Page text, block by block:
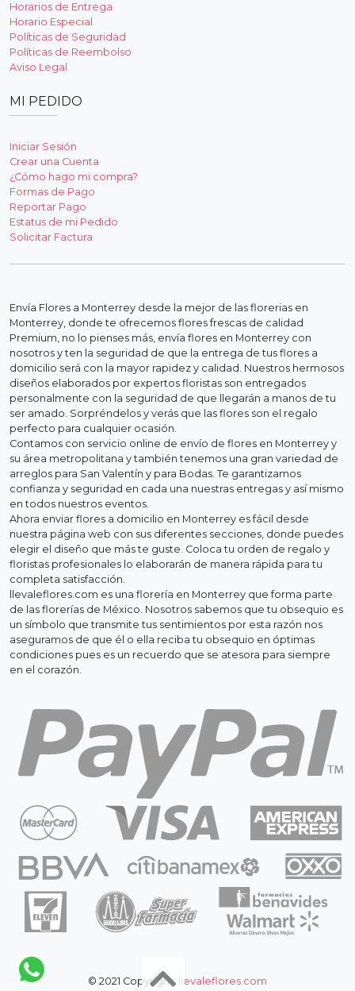
Horarios de Entrega
Horario Especial
Políticas de Seguridad
Políticas de Reembolso
Aviso Legal
MI PEDIDO
Iniciar Sesión
Crear una Cuenta
¿Cómo hago mi compra?
Formas de Pago
Reportar Pago
Estatus de mi Pedido
Solicitar Factura
Envía Flores a Monterrey desde la mejor de las florerias en
Monterrey, donde te ofrecemos flores frescas de calidad
Premium, no lo pienses más, envía flores en Monterrey con
nosotros y ten la seguridad de que la entrega de tus flores a
domicilio será con la mayor rapidez y calidad. Nuestros hermosos
diseños elaborados por expertos floristas son entregados
personalmente con la seguridad de que llegarán a manos de tu
ser amado. Sorpréndelos y verás que las flores son el regalo
perfecto para cualquier ocasión.
Contamos con servicio online de envío de flores en Monterrey y
su área metropolitana y también tenemos una gran variedad de
arreglos para San Valentín y para Bodas. Te garantizamos
confianza y seguridad en cada una nuestras entregas y así mismo
en todos nuestros eventos.
Ahora enviar flores a domicilio en Monterrey es fácil desde
nuestra página web con sus diferentes secciones, donde puedes
elegir el diseño que más te guste. Coloca tu orden de regalo y
floristas profesionales lo elaborarán de manera rápida para tu
completa satisfacción.
llevaleflores.com es una florería en Monterrey que forma parte
de las florerías de México. Nosotros sabemos que tu obsequio es
un símbolo que transmite tus sentimientos por esta razón nos
aseguramos de que él o ella reciba tu obsequio en óptimas
condiciones pues es un recuerdo que se atesora para siempre
en el corazón.
© 2021 Copyright: llevaleflores.com